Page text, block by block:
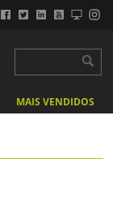
MAIS VENDIDOS